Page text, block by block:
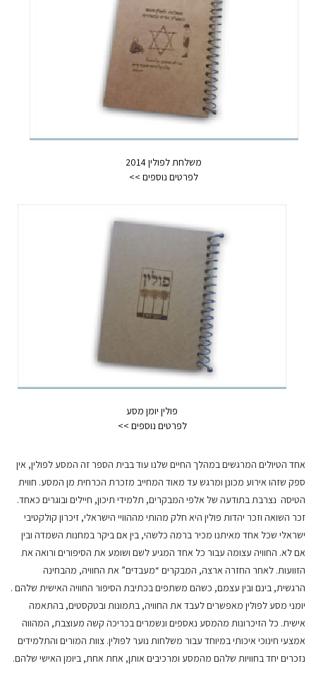
משלחת לפולין 2014
פולין יומן מסע
אחד הטיולים המרגשים במהלך החיים שלנו עוד בבית הספר זה המסע לפולין, אין
ספק שזהו אירוע מכונן ומרגש עד מאוד המחייב מזכרת הכרחית מן המסע. חווית
הטיסה נצרבת בתודעה של אלפי המבקרים, תלמידי תיכון, חיילים ובוגרים כאחד.
זכר השואה וזכר יהדות פולין היא חלק מהותי מההוויי הישראלי, זיכרון קולקטיבי
ישראלי שכל אחד מאיתנו מכיר ברמה כלשהי, בין אם ביקר במחנות השמדה ובין
אם לא. החוויה עצומה עבור כל אחד המגיע לשם ושומע את הסיפורים ורואה את
הזוועות. לאחר החזרה ארצה, המבקרים “מעבדים” את החוויה, מהבחינה
הרגשית, בינם ובין עצמם, כשהם משתפים בכתיבת הסיפור החוויה האישית שלהם .
יומני מסע לפולין מאפשרים לעבד את החוויה, בתמונות ובטקסטים, בהתאמה
אישית. כל הזיכרונות מהמסע נאספים ונשמרים בכריכה קשה מעוצבת, המהווה
אמצעי חינוכי איכותי במיוחד עבור משלחות נוער לפולין. צוות המורים והתלמידים
נזכרים יחד בחוויות שלהם מהמסע ומרכיבים אותן, אחת אחת, ביומן האישי שלהם.